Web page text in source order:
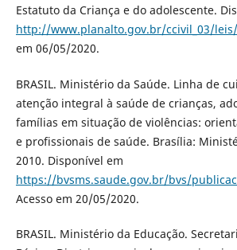
Estatuto da Criança e do adolescente.
http://www.planalto.gov.br/ccivil_03/
em 06/05/2020.
BRASIL. Ministério da Saúde. Linha de
atenção integral à saúde de crianças,
famílias em situação de violências:
e profissionais de saúde. Brasília:
2010. Disponível em
https://bvsms.saude.gov.br/bvs/
Acesso em 20/05/2020.
BRASIL. Ministério da Educação.